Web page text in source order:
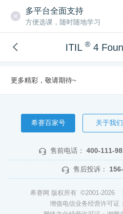
多平台全面支持
方便选课，随时随地学习
ITIL® 4
更多精彩，敬请期待~
希赛百家号 关于我们
售前电话： 400-111-
售后投诉：
希赛网 版权所有 ©2001-2026
增值电信业务经营许可证